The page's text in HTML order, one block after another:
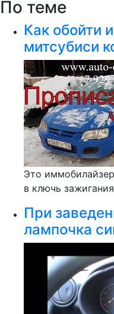
По теме
Как обойти
митсубиси
Это
в ключь
При
лампочка